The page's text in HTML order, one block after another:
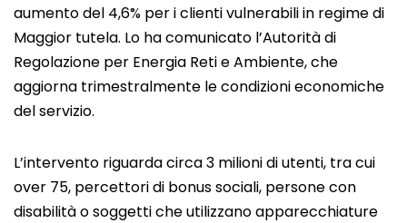
aumento del 4,6% per i clienti vulnerabili in regime di
Maggior tutela. Lo ha comunicato l’Autorità di
Regolazione per Energia Reti e Ambiente, che
aggiorna trimestralmente le condizioni economiche
del servizio.
L’intervento riguarda circa 3 milioni di utenti, tra cui
over 75, percettori di bonus sociali, persone con
disabilità o soggetti che utilizzano apparecchiature